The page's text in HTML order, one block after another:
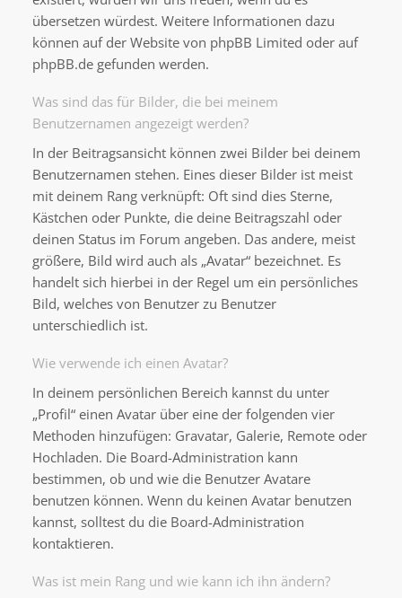
übersetzen würdest. Weitere Informationen dazu
können auf der Website von phpBB Limited oder auf
phpBB.de gefunden werden.
Was sind das für Bilder, die bei meinem
Benutzernamen angezeigt werden?
In der Beitragsansicht können zwei Bilder bei deinem
Benutzernamen stehen. Eines dieser Bilder ist meist
mit deinem Rang verknüpft: Oft sind dies Sterne,
Kästchen oder Punkte, die deine Beitragszahl oder
deinen Status im Forum angeben. Das andere, meist
größere, Bild wird auch als „Avatar“ bezeichnet. Es
handelt sich hierbei in der Regel um ein persönliches
Bild, welches von Benutzer zu Benutzer
unterschiedlich ist.
Wie verwende ich einen Avatar?
In deinem persönlichen Bereich kannst du unter
„Profil“ einen Avatar über eine der folgenden vier
Methoden hinzufügen: Gravatar, Galerie, Remote oder
Hochladen. Die Board-Administration kann
bestimmen, ob und wie die Benutzer Avatare
benutzen können. Wenn du keinen Avatar benutzen
kannst, solltest du die Board-Administration
kontaktieren.
Was ist mein Rang und wie kann ich ihn ändern?